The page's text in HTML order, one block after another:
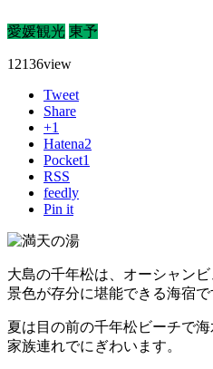
愛媛観光 東予
12136view
Tweet
Share
+1
Hatena2
Pocket1
RSS
feedly
Pin it
大島の千年松は、オーシャン
景色が存分に堪能できる海宿で
夏は目の前の千年松ビーチで
家族連れでにぎわいます。